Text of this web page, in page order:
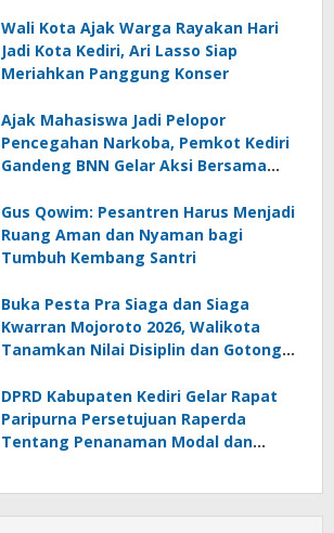
Wali Kota Ajak Warga Rayakan Hari
Jadi Kota Kediri, Ari Lasso Siap
Meriahkan Panggung Konser
Ajak Mahasiswa Jadi Pelopor
Pencegahan Narkoba, Pemkot Kediri
Gandeng BNN Gelar Aksi Bersama
Gus Qowim: Pesantren Harus Menjadi
Ruang Aman dan Nyaman bagi
Tumbuh Kembang Santri
Buka Pesta Pra Siaga dan Siaga
Kwarran Mojoroto 2026, Walikota
Tanamkan Nilai Disiplin dan Gotong
DPRD Kabupaten Kediri Gelar Rapat
Paripurna Persetujuan Raperda
Tentang Penanaman Modal dan